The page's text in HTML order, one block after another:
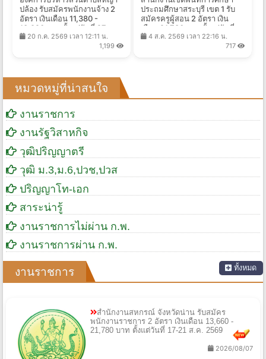
ปล้อง รับสมัครพนักงานจ้าง 2
อัตรา เงินเดือน 11,380 -
13,920 บาท ตั้งแต่วันที่ 27 ก.ค.
- 10 ส.ค. 2569
20 ก.ค. 2569 เวลา 12:11 น.
1,199
ประถมศึกษาสระบุรี เขต 1 รับ
สมัครครูผู้สอน 2 อัตรา เงิน
เดือน 21,780 บาท ตั้งแต่วันที่
17-21 ส.ค. 2569
4 ส.ค. 2569 เวลา 22:16 น.
717
หมวดหมู่ที่น่าสนใจ
งานราชการ
งานรัฐวิสาหกิจ
วุฒิปริญญาตรี
วุฒิ ม.3,ม.6,ปวช,ปวส
ปริญญาโท-เอก
สาระน่ารู้
งานราชการไม่ผ่าน ก.พ.
งานราชการผ่าน ก.พ.
งานราชการ ทั้งหมด
สำนักงานสหกรณ์ จังหวัดน่าน รับสมัคร
พนักงานราชการ 2 อัตรา เงินเดือน 13,660 -
21,780 บาท ตั้งแต่วันที่ 17-21 ส.ค. 2569
2026/08/07